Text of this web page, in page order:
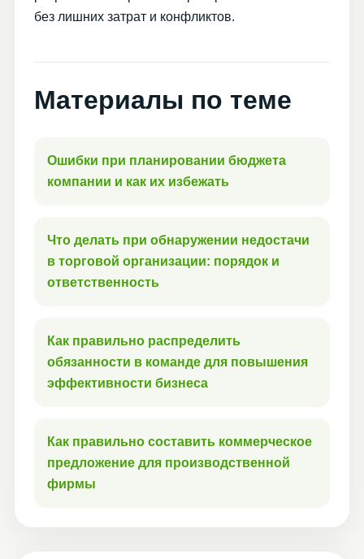
без лишних затрат и конфликтов.
Материалы по теме
Ошибки при планировании бюджета
компании и как их избежать
Что делать при обнаружении недостачи
в торговой организации: порядок и
ответственность
Как правильно распределить
обязанности в команде для повышения
эффективности бизнеса
Как правильно составить коммерческое
предложение для производственной
фирмы